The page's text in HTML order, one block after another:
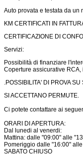
Auto provata e testata da un
KM CERTIFICATI IN
CERTIFICAZIONE DI
Servizi:
Possibilità di finanziare
Coperture assicurative
.POSSIBILITA' DI PROVA
SI ACCETTANO PERMUTE.
Ci potete contattare ai
ORARI DI APERTURA:
Dal lunedi al venerdi:
Mattina: dalle "09:00" alle
Pomeriggio dalle "16:00"
SABATO CHIUSO